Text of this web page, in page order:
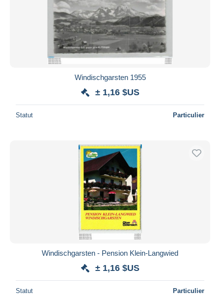
Windischgarsten 1955
± 1,16 $US
Statut Particulier
Windischgarsten - Pension Klein-Langwied
± 1,16 $US
Statut Particulier